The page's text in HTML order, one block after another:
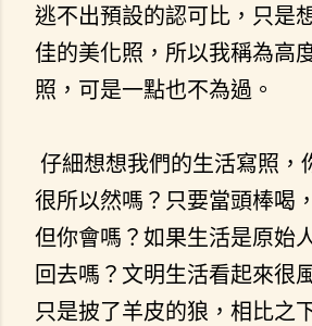
逃不出預設的認可比，只是
佳的美化照，所以我稱為高
照，可是一點也不為過。
仔細想想我們的生活寫照，
很所以然嗎？只要當頭棒喝
但你會嗎？如果生活是原始
回去嗎？文明生活看起來很
只是披了羊皮的狼，相比之